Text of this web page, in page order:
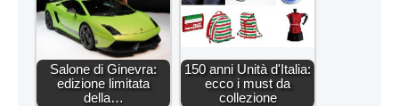
Salone di Ginevra:
edizione limitata
della…
150 anni Unità d'Italia:
ecco i must da
collezione